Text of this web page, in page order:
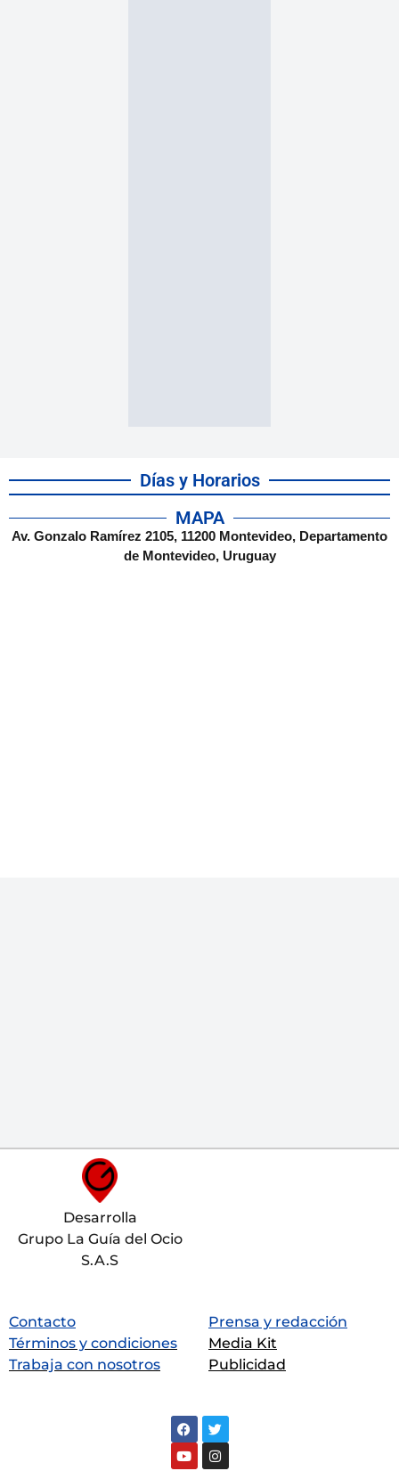
Días y Horarios
MAPA
Av. Gonzalo Ramírez 2105, 11200 Montevideo, Departamento
de Montevideo, Uruguay
Desarrolla
Grupo La Guía del Ocio
S.A.S
Contacto
Términos y condiciones
Trabaja con nosotros
Prensa y redacción
Media Kit
Publicidad